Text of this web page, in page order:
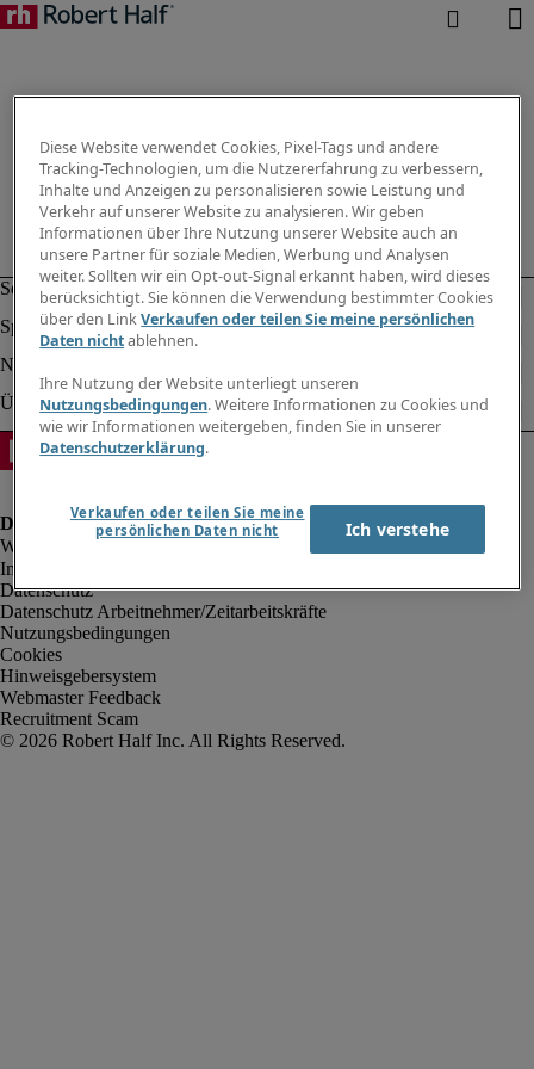
Impressum
Datenschutz
Datenschutz Arbeitnehmer/Zeitarbeitskräfte
Nutzungsbedingungen
Cookies
Hinweisgebersystem
Webmaster Feedback
Recruitment Scam
Diese Website verwendet Cookies, Pixel-Tags und andere
Tracking-Technologien, um die Nutzererfahrung zu verbessern,
Inhalte und Anzeigen zu personalisieren sowie Leistung und
Verkehr auf unserer Website zu analysieren. Wir geben
Informationen über Ihre Nutzung unserer Website auch an
unsere Partner für soziale Medien, Werbung und Analysen
weiter. Sollten wir ein Opt-out-Signal erkannt haben, wird dieses
berücksichtigt. Sie können die Verwendung bestimmter Cookies
über den LinkVerkaufen oder teilen Sie meine persönlichen
Daten nichtablehnen.
Ihre Nutzung der Website unterliegt unseren
Nutzungsbedingungen. Weitere Informationen zu Cookies und
wie wir Informationen weitergeben, finden Sie in unserer
Datenschutzerklärung.
Verkaufen oder teilen Sie meine
persönlichen Daten nicht
Ich verstehe